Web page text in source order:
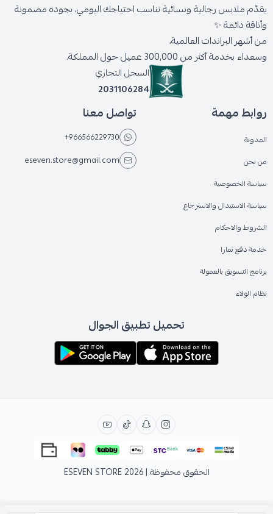
يقدّم ملابس رجالية ونسائية تناسب احتياجك اليومي، بجودة مضمونة
وأناقة دائمة ✨
من أشهر البراندات العالمية،
وسعداء بخدمة أكثر من 300,000 عميل حول المملكة.
السجل التجاري
2031106284
روابط مهمة
المدونة
من نحن
سياسة الخصوصية
سياسة الاستبدال والاسترجاع
الشروط والاحكام
خدمة دفع تمارا
برنامج التسويق بالعمولة
نظام الولاء
تواصل معنا
+966566229730
eseven.store@gmail.com
تحميل تطبيق الجوال
الحقوق محفوظة | 2026 ESEVEN STORE